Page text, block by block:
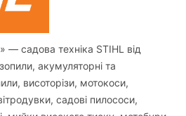
садова техніка STIHL від
акумуляторні та
висоторізи, мотокоси,
садові пилососи,